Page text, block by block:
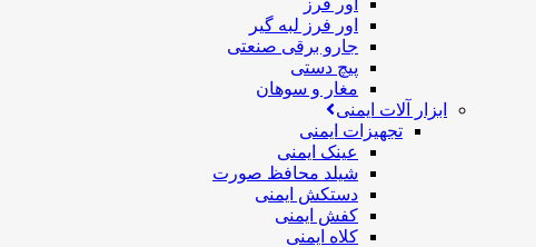
اور فرز
اور فرز لبه گیر
جارو برقی صنعتی
پیچ دستی
مغار و سوهان
ابزار آلات ایمنی
تجهیزات ایمنی
عینک ایمنی
شیلد محافظ صورت
دستکش ایمنی
کفش ایمنی
کلاه ایمنی